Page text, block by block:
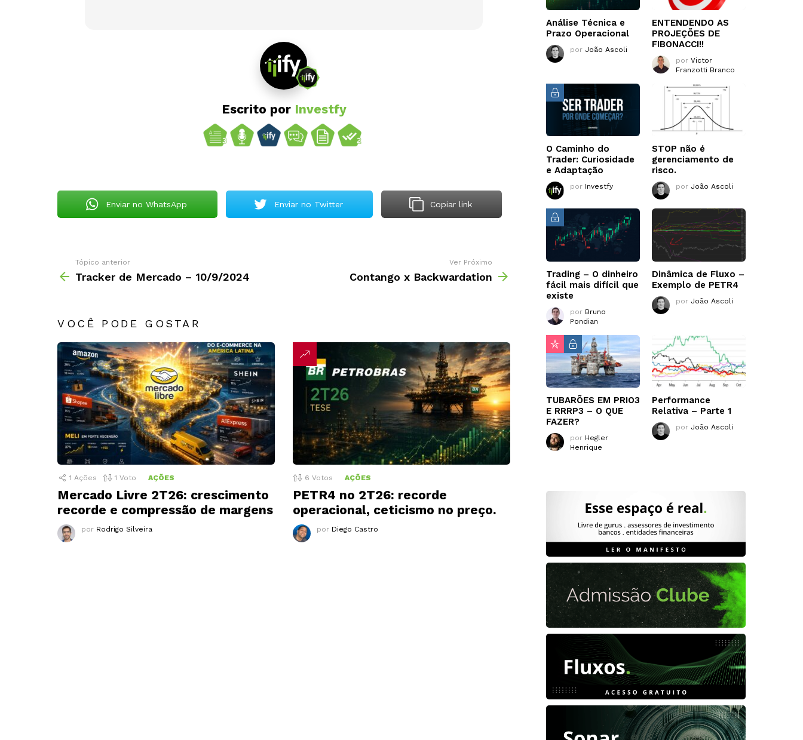
Escrito por Investfy
Enviar no WhatsApp Enviar no Twitter Copiar link
Tópico anterior
Tracker de Mercado – 10/9/2024
Ver Próximo
Contango x Backwardation
VOCÊ PODE GOSTAR
1 Ações 1 Voto AÇÕES
Mercado Livre 2T26: crescimento
recorde e compressão de margens
por Rodrigo Silveira
6 Votos AÇÕES
PETR4 no 2T26: recorde
operacional, ceticismo no preço.
por Diego Castro
Análise Técnica e
Prazo Operacional
por João Ascoli
ENTENDENDO AS
PROJEÇÕES DE
FIBONACCI!!
por Victor
Franzotti Branco
O Caminho do
Trader: Curiosidade
e Adaptação
por Investfy
STOP não é
gerenciamento de
risco.
por João Ascoli
Trading – O dinheiro
fácil mais difícil que
existe
por Bruno
Pondian
Dinâmica de Fluxo –
Exemplo de PETR4
por João Ascoli
TUBARÕES EM PRIO3
E RRRP3 – O QUE
FAZER?
por Hegler
Henrique
Performance
Relativa – Parte 1
por João Ascoli